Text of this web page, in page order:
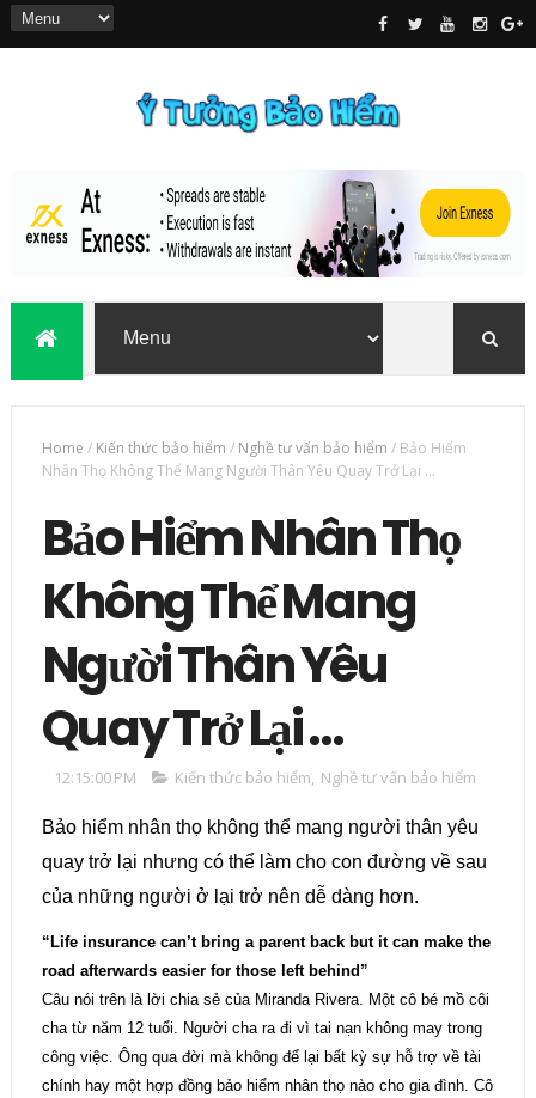
Home / Kiến thức bảo hiểm / Nghề tư vấn bảo hiểm / Bảo Hiểm
Nhân Thọ Không Thể Mang Người Thân Yêu Quay Trở Lại …
Bảo Hiểm Nhân Thọ
Không Thể Mang
Người Thân Yêu
Quay Trở Lại …
12:15:00 PM Kiến thức bảo hiểm, Nghề tư vấn bảo hiểm
Bảo hiểm nhân thọ không thể mang người thân yêu
quay trở lại nhưng có thể làm cho con đường về sau
của những người ở lại trở nên dễ dàng hơn.
“Life insurance can’t bring a parent back but it can make the
road afterwards easier for those left behind”
Câu nói trên là lời chia sẻ của Miranda Rivera. Một cô bé mồ côi
cha từ năm 12 tuổi. Người cha ra đi vì tai nạn không may trong
công việc. Ông qua đời mà không để lại bất kỳ sự hỗ trợ về tài
chính hay một hợp đồng bảo hiểm nhân thọ nào cho gia đình. Cô